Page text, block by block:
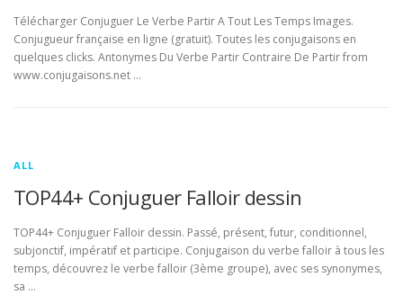
Télécharger Conjuguer Le Verbe Partir A Tout Les Temps Images.
Conjugueur française en ligne (gratuit). Toutes les conjugaisons en
quelques clicks. Antonymes Du Verbe Partir Contraire De Partir from
www.conjugaisons.net …
ALL
TOP44+ Conjuguer Falloir dessin
TOP44+ Conjuguer Falloir dessin. Passé, présent, futur, conditionnel,
subjonctif, impératif et participe. Conjugaison du verbe falloir à tous les
temps, découvrez le verbe falloir (3ème groupe), avec ses synonymes,
sa …